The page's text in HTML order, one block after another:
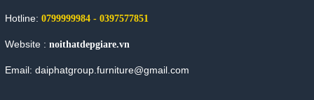
Hotline: 0799999984 - 0397577851
Website : noithatdepgiare.vn
Email: daiphatgroup.furniture@gmail.com